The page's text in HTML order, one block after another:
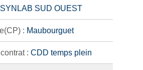
SYNLAB SUD OUEST
Maubourguet
CDD temps plein